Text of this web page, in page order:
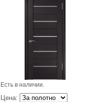
Есть в наличии.
Цена: